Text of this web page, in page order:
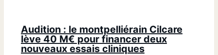
Audition : le montpelliérain Cilcare
lève 40 M€ pour financer deux
nouveaux essais cliniques